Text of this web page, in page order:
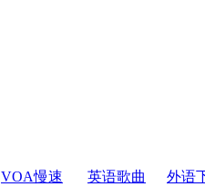
VOA慢速 英语歌曲
外语